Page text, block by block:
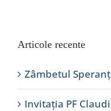
Articole recente
Zâmbetul
Invitația PF